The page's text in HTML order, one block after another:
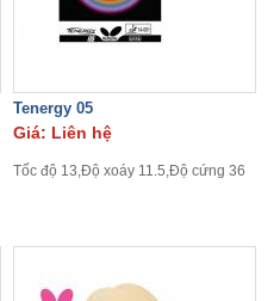
Tenergy 05
Giá: Liên hệ
Tốc độ 13,Độ xoáy 11.5,Độ cứng 36